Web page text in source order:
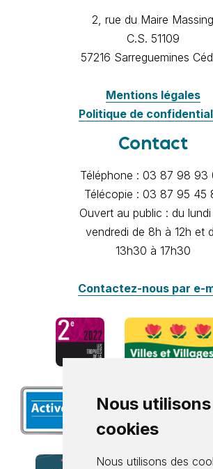
Nous
cookies
Nous utilisons des
2, rue du Maire Massing
C.S. 51109
57216 Sarreguemines
Mentions légales
Politique de
Contact
Téléphone : 03 87 98 93
Télécopie : 03 87 95 45
Ouvert au public : du
vendredi de 8h à 12h et
13h30 à 17h30
Contactez-nous par e-